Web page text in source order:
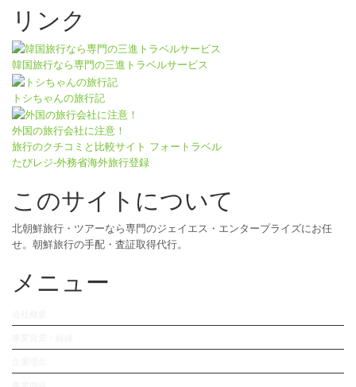
リンク
韓国旅行なら専門の三進トラベルサービス
トシちゃんの旅行記
外国の旅行会社に注意！
旅行のクチコミと比較サイト フォートラベル
たびレジ-外務省海外旅行登録
このサイトについて
北朝鮮旅行・ツアーなら専門のジェイエス・エンタープライズにお任
せ。朝鮮旅行の手配・査証取得代行。
メニュー